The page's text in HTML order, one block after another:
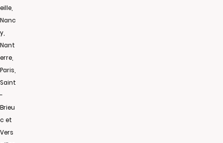
eille,
Nanc
y,
Nant
erre,
Paris,
Saint
-
Brieu
c et
Vers